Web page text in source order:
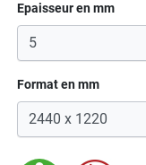
Epaisseur en mm
Format en mm